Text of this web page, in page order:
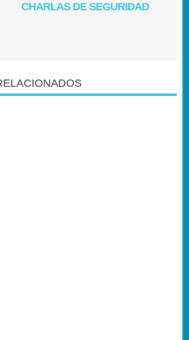
CHARLAS DE SEGURIDAD